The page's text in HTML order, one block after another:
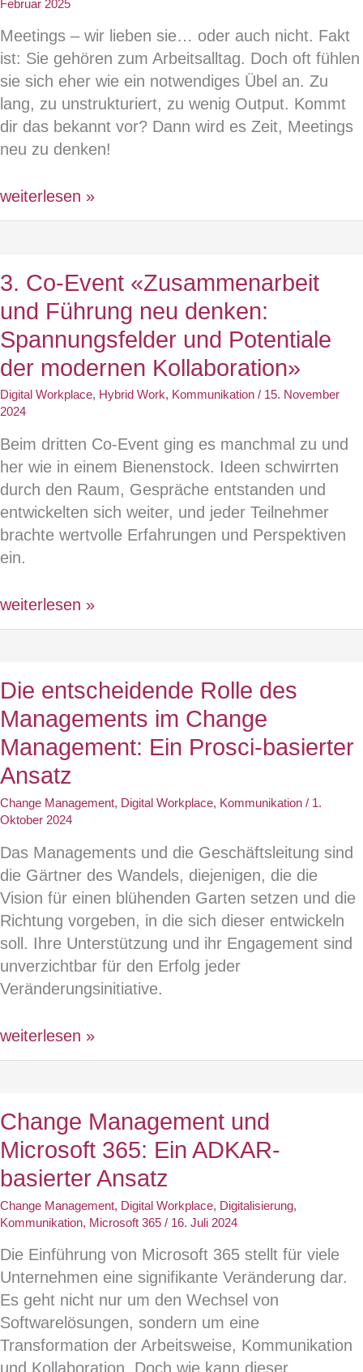
Februar 2025
Meetings – wir lieben sie… oder auch nicht. Fakt
ist: Sie gehören zum Arbeitsalltag. Doch oft fühlen
sie sich eher wie ein notwendiges Übel an. Zu
lang, zu unstrukturiert, zu wenig Output. Kommt
dir das bekannt vor? Dann wird es Zeit, Meetings
neu zu denken!
Webinar:
Erfolgreiches
weniger
Zeitverlust,
mehr
Ergebnis
und
Spass!
weiterlesen »
3. Co-Event «Zusammenarbeit
und Führung neu denken:
Spannungsfelder und Potentiale
der modernen Kollaboration»
Digital Workplace, Hybrid Work, Kommunikation / 15. November
2024
Beim dritten Co-Event ging es manchmal zu und
her wie in einem Bienenstock. Ideen schwirrten
durch den Raum, Gespräche entstanden und
entwickelten sich weiter, und jeder Teilnehmer
brachte wertvolle Erfahrungen und Perspektiven
ein.
3.
Co-
und
Führung
neu
Spannungsfelder
und
der
modernen
Kollaboration»
weiterlesen »
Die entscheidende Rolle des
Managements im Change
Management: Ein Prosci-basierter
Ansatz
Change Management, Digital Workplace, Kommunikation / 1.
Oktober 2024
Das Managements und die Geschäftsleitung sind
die Gärtner des Wandels, diejenigen, die die
Vision für einen blühenden Garten setzen und die
Richtung vorgeben, in die sich dieser entwickeln
soll. Ihre Unterstützung und ihr Engagement sind
unverzichtbar für den Erfolg jeder
Veränderungsinitiative.
Die
entscheidende
Managements
im
Change
Ein
basierter
Ansatz
weiterlesen »
Change Management und
Microsoft 365: Ein ADKAR-
basierter Ansatz
Change Management, Digital Workplace, Digitalisierung,
Kommunikation, Microsoft 365 / 16. Juli 2024
Die Einführung von Microsoft 365 stellt für viele
Unternehmen eine signifikante Veränderung dar.
Es geht nicht nur um den Wechsel von
Softwarelösungen, sondern um eine
Transformation der Arbeitsweise, Kommunikation
und Kollaboration. Doch wie kann dieser